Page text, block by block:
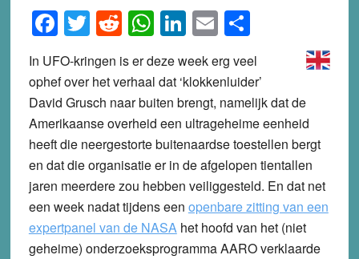
Facebook
Twitter
Reddit
WhatsApp
LinkedIn
EmailShare
In UFO-kringen is er deze week erg veel
ophef over het verhaal dat ‘klokkenluider’
David Grusch naar buiten brengt, namelijk dat de
Amerikaanse overheid een ultrageheime eenheid
heeft die neergestorte buitenaardse toestellen bergt
en dat die organisatie er in de afgelopen tientallen
jaren meerdere zou hebben veiliggesteld. En dat net
een week nadat tijdens een openbare zitting van een
expertpanel van de NASAhet hoofd van het (niet
geheime) onderzoeksprogramma AARO verklaarde